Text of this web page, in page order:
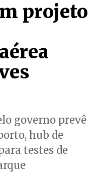
projeto
governo prevê
hub de
testes de